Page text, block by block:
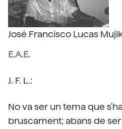
José Francisco Lucas
E.A.E.
J. F. L.:
No va ser un tema que
bruscament; abans de